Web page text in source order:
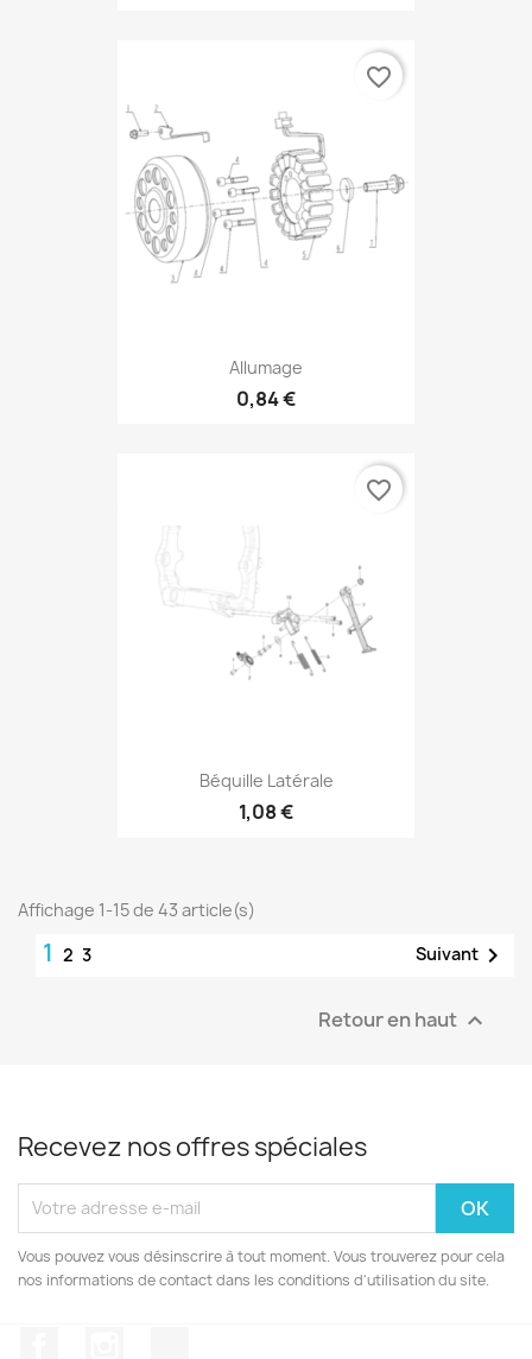
Allumage
0,84 €
favorite_border
Béquille Latérale
1,08 €
favorite_border
Affichage 1-15 de 43 article(s)
1 2 3 Suivant 
Retour en haut 
Recevez nos offres spéciales
Vous pouvez vous désinscrire à tout moment. Vous trouverez pour cela
nos informations de contact dans les conditions d'utilisation du site.